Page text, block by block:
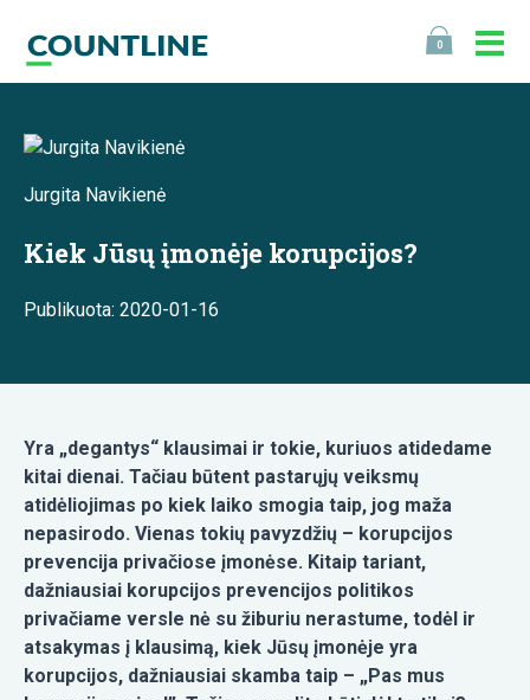
0
Jurgita Navikienė
Kiek Jūsų įmonėje korupcijos?
Publikuota: 2020-01-16
Yra „degantys“ klausimai ir tokie, kuriuos atidedame
kitai dienai. Tačiau būtent pastarųjų veiksmų
atidėliojimas po kiek laiko smogia taip, jog maža
nepasirodo. Vienas tokių pavyzdžių – korupcijos
prevencija privačiose įmonėse. Kitaip tariant,
dažniausiai korupcijos prevencijos politikos
privačiame versle nė su žiburiu nerastume, todėl ir
atsakymas į klausimą, kiek Jūsų įmonėje yra
korupcijos, dažniausiai skamba taip – „Pas mus